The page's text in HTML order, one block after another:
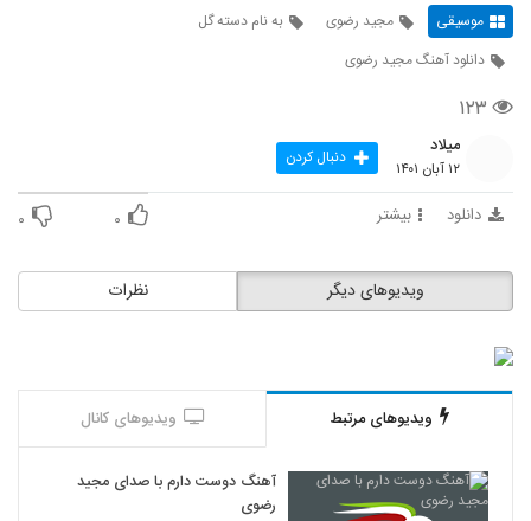
موسیقی مجید رضوی
به نام دسته گل
دانلود آهنگ مجید رضوی
۱۲۳
میلاد
۱۲ آبان ۱۴۰۱ دنبال کردن
دانلود بیشتر ۰ ۰
نظرات ویدیوهای دیگر
ویدیوهای مرتبط ویدیوهای کانال
آهنگ دوست دارم با صدای مجید
رضوی